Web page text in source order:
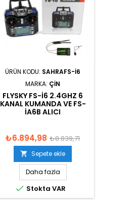
ÜRÜN KODU: SAHRAFS-I6
MARKA: ÇIN
FLYSKY FS-I6 2.4GHZ 6
KANAL KUMANDA VE FS-
IA6B ALICI
₺6.894,98 ₺8.839,71
 Sepete ekle
Daha fazla
 Stokta VAR